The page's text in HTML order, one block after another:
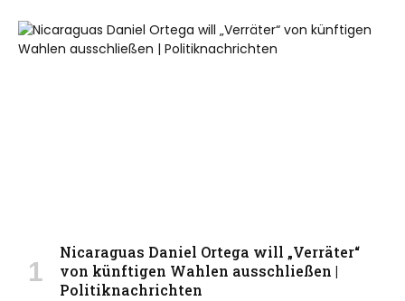
Nicaraguas Daniel Ortega will „Verräter“
von künftigen Wahlen ausschließen |
Politiknachrichten